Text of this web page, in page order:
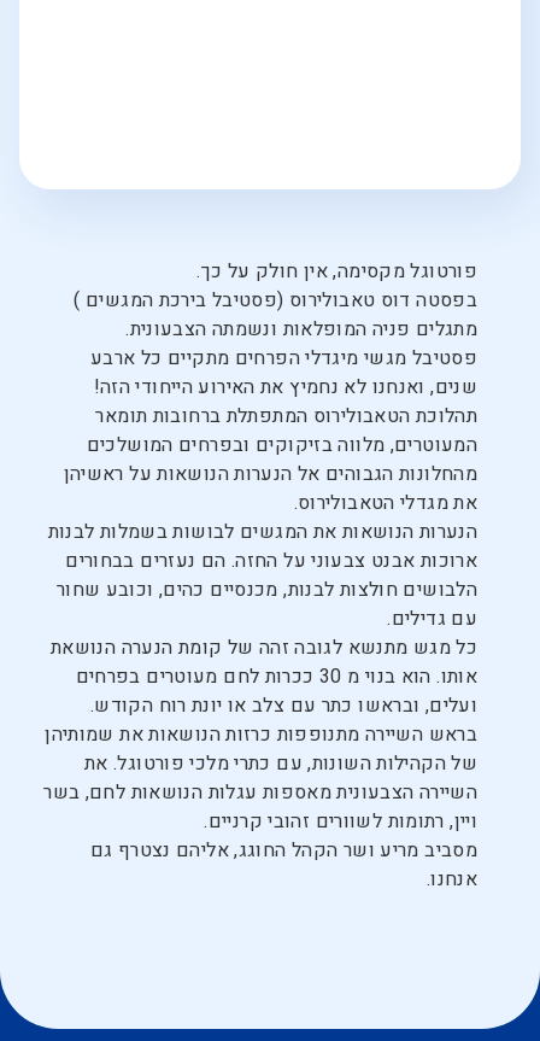
פורטוגל מקסימה, אין חולק על כך.
בפסטה דוס טאבולירוס (פסטיבל בירכת המגשים )
מתגלים פניה המופלאות ונשמתה הצבעונית.
פסטיבל מגשי מיגדלי הפרחים מתקיים כל ארבע
שנים, ואנחנו לא נחמיץ את האירוע הייחודי הזה!
תהלוכת הטאבולירוס המתפתלת ברחובות תומאר
המעוטרים, מלווה בזיקוקים ובפרחים המושלכים
מהחלונות הגבוהים אל הנערות הנושאות על ראשיהן
את מגדלי הטאבולירוס.
הנערות הנושאות את המגשים לבושות בשמלות לבנות
ארוכות אבנט צבעוני על החזה. הם נעזרים בבחורים
הלבושים חולצות לבנות, מכנסיים כהים, וכובע שחור
עם גדילים.
כל מגש מתנשא לגובה זהה של קומת הנערה הנושאת
אותו. הוא בנוי מ 30 ככרות לחם מעוטרים בפרחים
ועלים, ובראשו כתר עם צלב או יונת רוח הקודש.
בראש השיירה מתנופפות כרזות הנושאות את שמותיהן
של הקהילות השונות, עם כתרי מלכי פורטוגל. את
השיירה הצבעונית מאספות עגלות הנושאות לחם, בשר
ויין, רתומות לשוורים זהובי קרניים.
מסביב מריע ושר הקהל החוגג, אליהם נצטרף גם
אנחנו.